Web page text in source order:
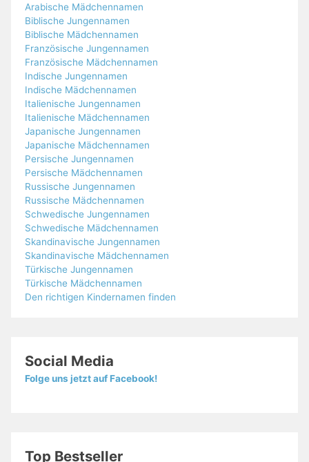
Arabische Mädchennamen
Biblische Jungennamen
Biblische Mädchennamen
Französische Jungennamen
Französische Mädchennamen
Indische Jungennamen
Indische Mädchennamen
Italienische Jungennamen
Italienische Mädchennamen
Japanische Jungennamen
Japanische Mädchennamen
Persische Jungennamen
Persische Mädchennamen
Russische Jungennamen
Russische Mädchennamen
Schwedische Jungennamen
Schwedische Mädchennamen
Skandinavische Jungennamen
Skandinavische Mädchennamen
Türkische Jungennamen
Türkische Mädchennamen
Den richtigen Kindernamen finden
Social Media
Folge uns jetzt auf Facebook!
Top Bestseller